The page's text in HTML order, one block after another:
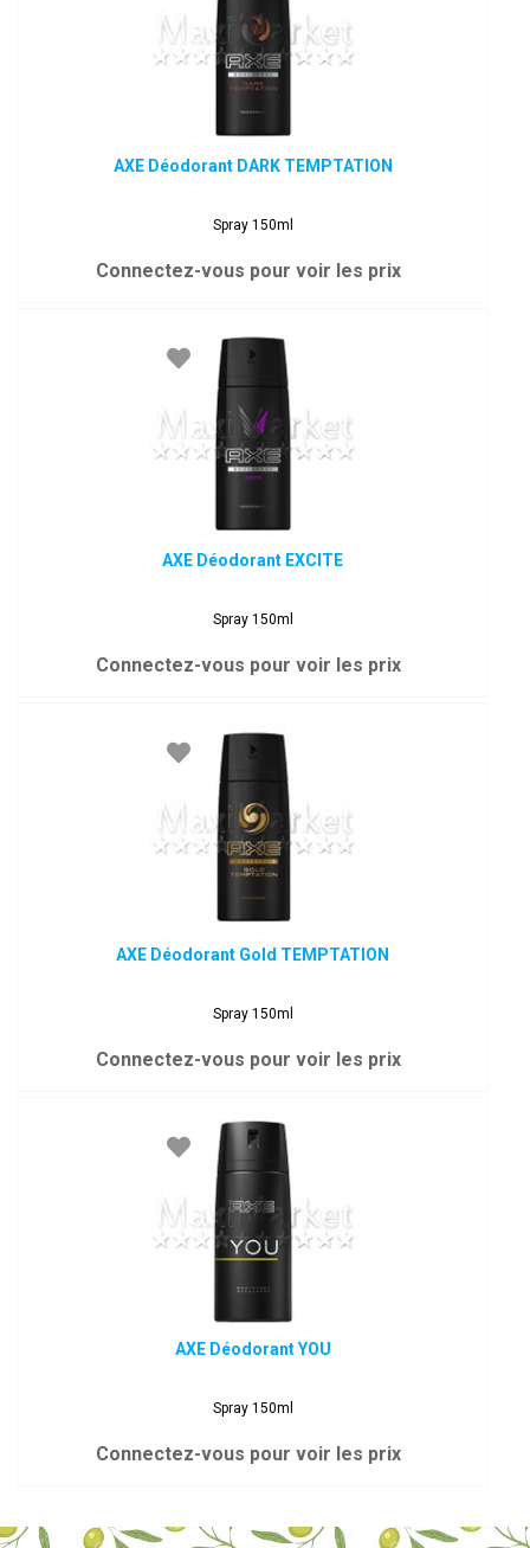
AXE Déodorant DARK TEMPTATION
Spray 150ml
Connectez-vous pour voir les prix
AXE Déodorant EXCITE
Spray 150ml
Connectez-vous pour voir les prix
AXE Déodorant Gold TEMPTATION
Spray 150ml
Connectez-vous pour voir les prix
AXE Déodorant YOU
Spray 150ml
Connectez-vous pour voir les prix